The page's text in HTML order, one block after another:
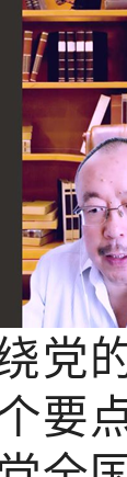
党
要